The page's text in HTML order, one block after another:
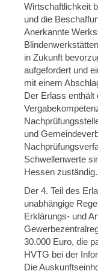
Wirtschaftlichkeit
und die
Anerkannte
in Zukunft
aufgefordert und
mit einem
Der Erlass enthält
und
Schwellenwerte
Hessen zuständig.
Der 4. Teil des
unabhängige
Erklärungs- und
30.000 Euro, die
HVTG bei der
Die